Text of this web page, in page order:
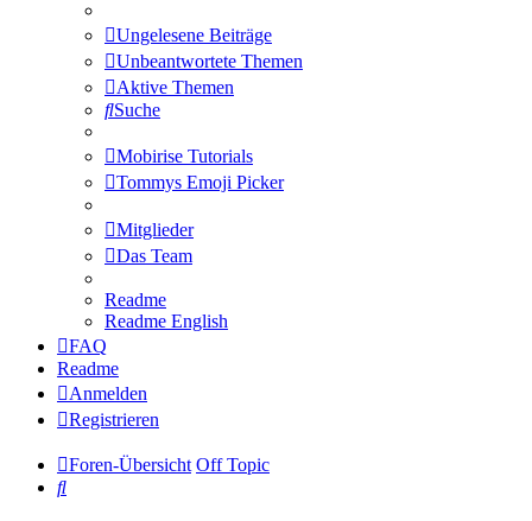
Ungelesene Beiträge
Unbeantwortete Themen
Aktive Themen
Suche
Mobirise Tutorials
Tommys Emoji Picker
Mitglieder
Das Team
Readme
Readme English
FAQ
Readme
Anmelden
Registrieren
Foren-Übersicht Off Topic
Suche